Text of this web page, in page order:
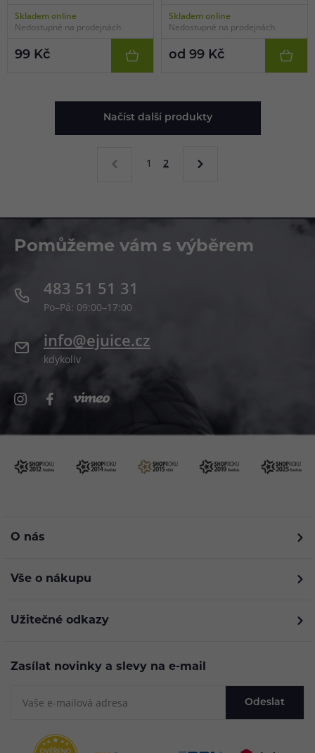
v balení.
Skladem online
Nedostupné na prodejnách
99 Kč
1ks v balení.
Skladem online
Nedostupné na prodejnách
od 99 Kč
Načíst další produkty
1 2
Pomůžeme vám s výběrem
483 51 51 31
Po–Pá: 09:00–17:00
info@ejuice.cz
kdykoliv
O nás
Vše o nákupu
Užitečné odkazy
Zasílat novinky a slevy na e-mail
Odeslat